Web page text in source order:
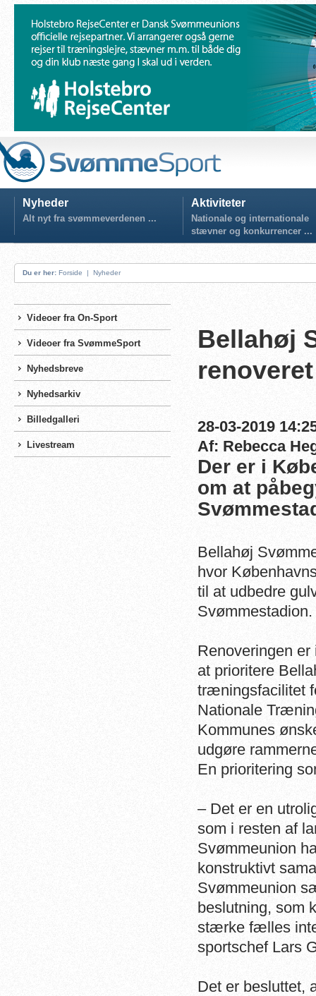
Nyheder
Alt nyt fra svømmeverdenen ...
Aktiviteter
Nationale og internationale
stævner og konkurrencer ...
Du er her: Forside | Nyheder
Videoer fra On-Sport
Videoer fra SvømmeSport
Nyhedsbreve
Nyhedsarkiv
Billedgalleri
Livestream
Bellahøj
renoveret
28-03-2019
Af: Rebecca
Der er i
om at
Bellahøj
hvor
til at udbedre
Svømmestadion.
Renoveringen
at prioritere
træningsfacilitet
Nationale
Kommunes
udgøre
En prioritering
– Det er en
som i resten af
Svømmeunion
konstruktivt
Svømmeunion
beslutning, som
stærke fælles
sportschef Lars
Det er besluttet,